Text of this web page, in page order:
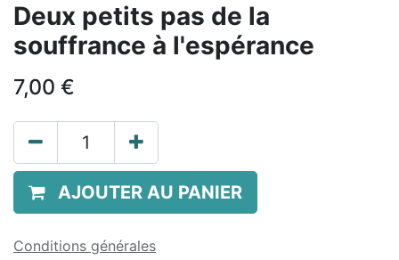
Deux petits pas de la
souffrance à l'espérance
7,00 €
AJOUTER AU PANIER
Conditions générales